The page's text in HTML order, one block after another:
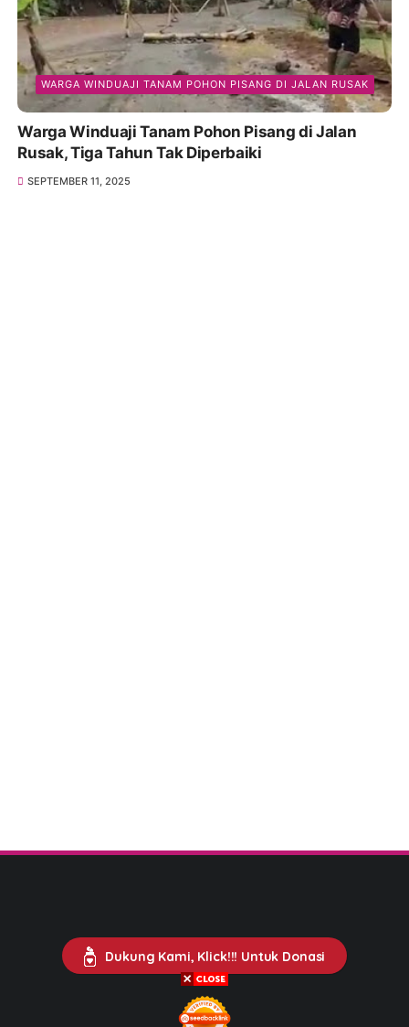
WARGA WINDUAJI TANAM POHON PISANG DI JALAN RUSAK
Warga Winduaji Tanam Pohon Pisang di Jalan
Rusak, Tiga Tahun Tak Diperbaiki
SEPTEMBER 11, 2025
Dukung Kami, Klick!!! Untuk Donasi